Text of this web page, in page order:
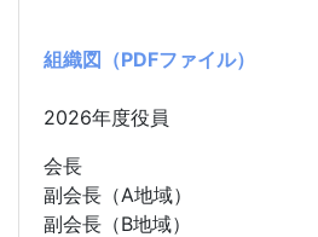
組織図（PDFファイル）
2026年度役員
会長
副会長（A地域）
副会長（B地域）